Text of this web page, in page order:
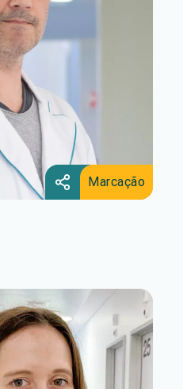
Marcação